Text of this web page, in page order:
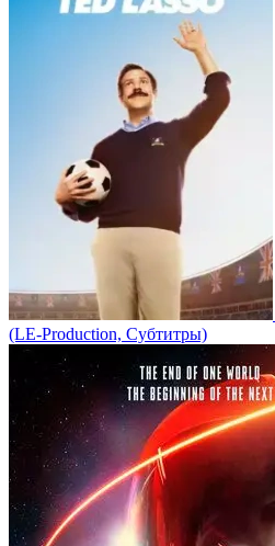
(LE-Production, Субтитры)